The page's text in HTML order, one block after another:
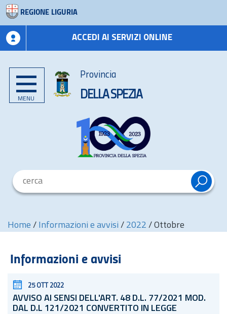
REGIONE LIGURIA
ACCEDI AI SERVIZI ONLINE
MENU
Provincia
DELLA SPEZIA
Home / Informazioni e avvisi / 2022 / Ottobre
Informazioni e avvisi
25 OTT 2022
AVVISO AI SENSI DELL'ART. 48 D.L. 77/2021 MOD.
DAL D.L 121/2021 CONVERTITO IN LEGGE